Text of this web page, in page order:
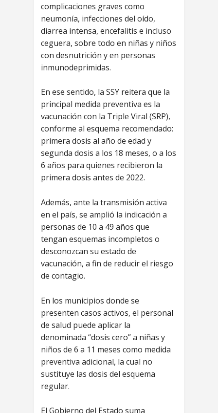
complicaciones graves como
neumonía, infecciones del oído,
diarrea intensa, encefalitis e incluso
ceguera, sobre todo en niñas y niños
con desnutrición y en personas
inmunodeprimidas.
En ese sentido, la SSY reitera que la
principal medida preventiva es la
vacunación con la Triple Viral (SRP),
conforme al esquema recomendado:
primera dosis al año de edad y
segunda dosis a los 18 meses, o a los
6 años para quienes recibieron la
primera dosis antes de 2022.
Además, ante la transmisión activa
en el país, se amplió la indicación a
personas de 10 a 49 años que
tengan esquemas incompletos o
desconozcan su estado de
vacunación, a fin de reducir el riesgo
de contagio.
En los municipios donde se
presenten casos activos, el personal
de salud puede aplicar la
denominada “dosis cero” a niñas y
niños de 6 a 11 meses como medida
preventiva adicional, la cual no
sustituye las dosis del esquema
regular.
El Gobierno del Estado suma